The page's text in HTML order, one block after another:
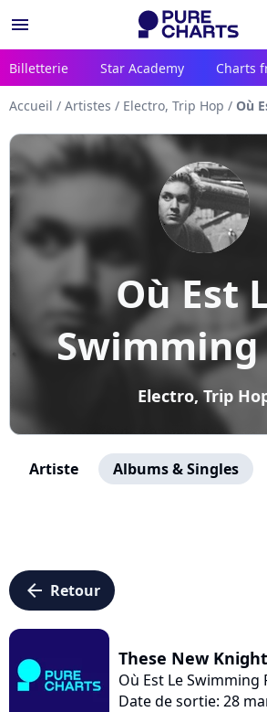
menu
Billetterie Star Academy Charts
Accueil / Artistes / Electro, Trip Hop / Où
Où Est
Swimming
Electro, Trip
Artiste Albums & Singles
arrow_left Retour
These New
Où Est Le Swimming
Date de sortie: 28